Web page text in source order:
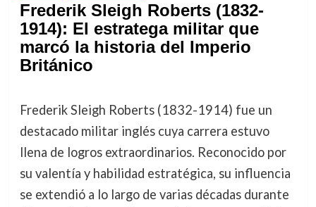
Frederik Sleigh Roberts (1832-
1914): El estratega militar que
marcó la historia del Imperio
Británico
Frederik Sleigh Roberts (1832-1914) fue un
destacado militar inglés cuya carrera estuvo
llena de logros extraordinarios. Reconocido por
su valentía y habilidad estratégica, su influencia
se extendió a lo largo de varias décadas durante